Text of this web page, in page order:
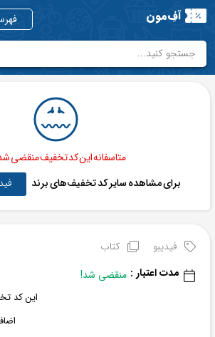
آفِ‌مون
متاسفانه این کد تخفیف منقضی
برای مشاهده سایر کد تخفیف‌های برند
فیدیبو
کتاب
مدت اعتبار : منقضی شد!
این کد